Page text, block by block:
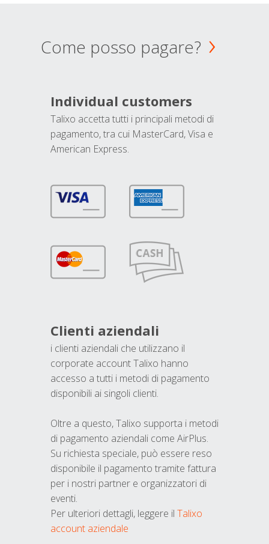
Come posso pagare?
Individual customers
Talixo accetta tutti i principali metodi di
pagamento, tra cui MasterCard, Visa e
American Express.
Clienti aziendali
i clienti aziendali che utilizzano il
corporate account Talixo hanno
accesso a tutti i metodi di pagamento
disponibili ai singoli clienti.
Oltre a questo, Talixo supporta i metodi
di pagamento aziendali come AirPlus.
Su richiesta speciale, può essere reso
disponibile il pagamento tramite fattura
per i nostri partner e organizzatori di
eventi.
Per ulteriori dettagli, leggere il Talixo
account aziendale